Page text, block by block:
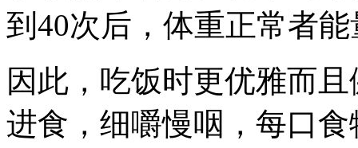
到40次后，体重正常者
因此，吃饭时更优雅而
进食，细嚼慢咽，每口